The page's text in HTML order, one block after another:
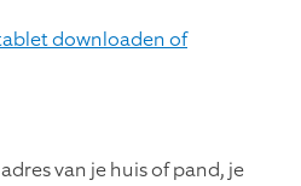
downloaden of
van je huis of pand, je